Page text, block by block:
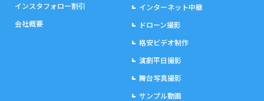
インスタフォロー割引
会社概要
インターネット中継
ドローン撮影
格安ビデオ制作
演劇平日撮影
舞台写真撮影
サンプル動画